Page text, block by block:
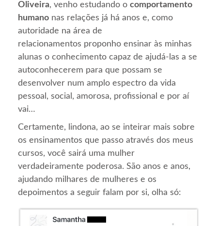
Oliveira, venho estudando ocomportamento
humano nas relações já há anos e, como
autoridade na área de
relacionamentos proponho ensinar às minhas
alunas o conhecimento capaz de ajudá-las a se
autoconhecerem para que possam se
desenvolver num amplo espectro da vida
pessoal, social, amorosa, profissional e por aí
vai…
Certamente, lindona, ao se inteirar mais sobre
os ensinamentos que passo através dos meus
cursos, você sairá uma mulher
verdadeiramente poderosa. São anos e anos,
ajudando milhares de mulheres e os
depoimentos a seguir falam por si, olha só: